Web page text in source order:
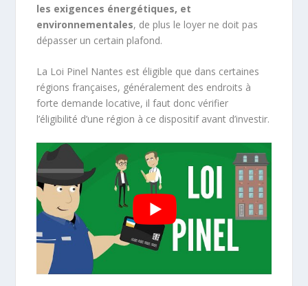
les exigences énergétiques, et
environnementales, de plus le loyer ne doit pas
dépasser un certain plafond.
La Loi Pinel Nantes est éligible que dans certaines
régions françaises, généralement des endroits à
forte demande locative, il faut donc vérifier
l’éligibilité d’une région à ce dispositif avant d’investir.